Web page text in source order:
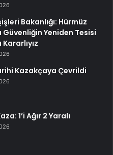
Bakanlığı: Hürmüz
Güvenliğin Yeniden Tesisi
Kazakçaya Çevrildi
1’i Ağır 2 Yaralı